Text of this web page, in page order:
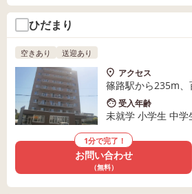
ひだまり
空きあり 送迎あり
アクセス
篠路駅から235m
受入年齢
未就学 小学生 中学
1分で完了！
お問い合わせ
（無料）